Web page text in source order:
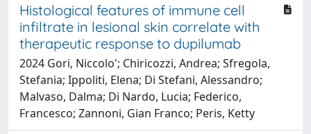
Histological features of immune cell
infiltrate in lesional skin correlate with
therapeutic response to dupilumab
2024 Gori, Niccolo'; Chiricozzi, Andrea; Sfregola,
Stefania; Ippoliti, Elena; Di Stefani, Alessandro;
Malvaso, Dalma; Di Nardo, Lucia; Federico,
Francesco; Zannoni, Gian Franco; Peris, Ketty